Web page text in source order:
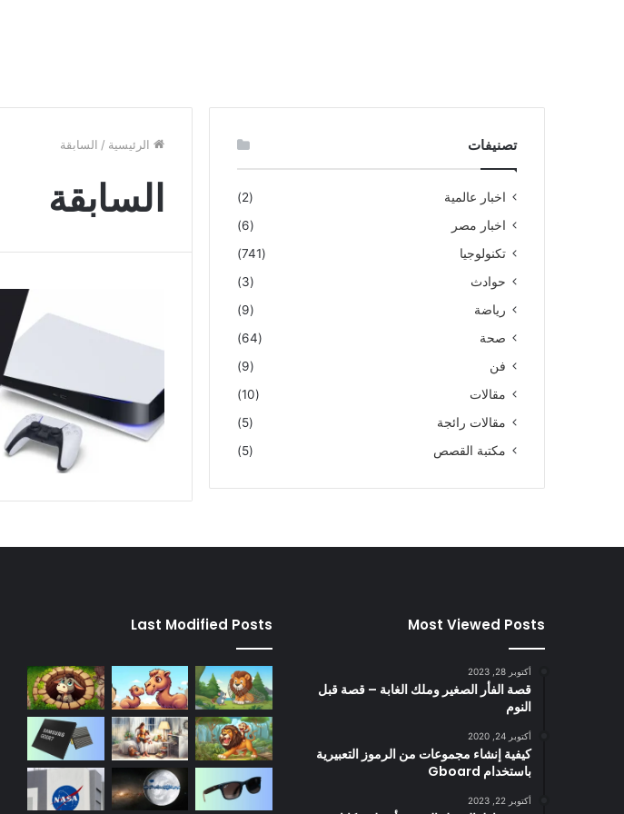
الرئيسية / السابقة
السابقة
تصنيفات
اخبار عالمية
(2)
اخبار مصر
(6)
تكنولوجيا
(741)
حوادث
(3)
رياضة
(9)
صحة
(64)
فن
(9)
مقالات
(10)
مقالات رائجة
(5)
مكتبة القصص
(5)
Most Viewed Posts
أكتوبر 28, 2023
قصة الفأر الصغير وملك الغابة – قصة قبل
النوم
أكتوبر 24, 2020
كيفية إنشاء مجموعات من الرموز التعبيرية
باستخدام Gboard
أكتوبر 22, 2023
Last Modified Posts